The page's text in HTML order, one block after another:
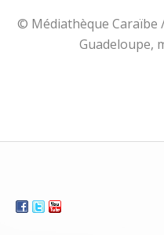
© Médiathèque Caraïbe
Guadeloupe,